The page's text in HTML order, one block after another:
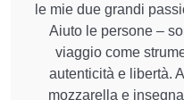
le mie due grandi
Aiuto le persone –
viaggio come
autenticità e libertà.
mozzarella e